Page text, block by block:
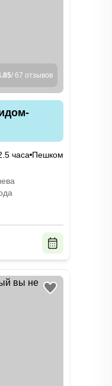
/ 67 отзывов
часа Пешком